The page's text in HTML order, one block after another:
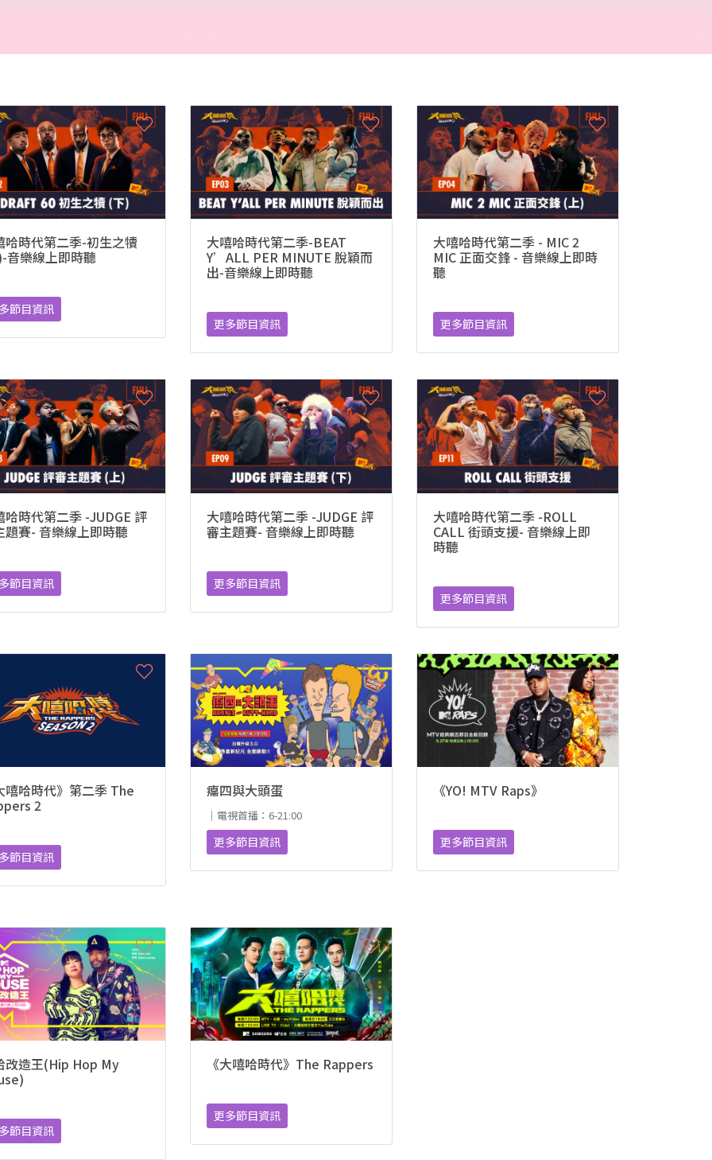
哈時代第二季-初生之犢
音樂線上即時聽
節目資訊
大嘻哈時代第二季-BEAT
Y’ALL PER MINUTE 脫穎而
出-音樂線上即時聽
更多節目資訊
大嘻哈時代第二季 - MIC 2
MIC 正面交鋒 - 音樂線上即時
聽
更多節目資訊
哈時代第二季 -JUDGE 評
題賽- 音樂線上即時聽
節目資訊
大嘻哈時代第二季 -JUDGE 評
審主題賽- 音樂線上即時聽
更多節目資訊
大嘻哈時代第二季 -ROLL
CALL 街頭支援- 音樂線上即
時聽
更多節目資訊
嘻哈時代》第二季 The
2
節目資訊
癟四與大頭蛋
｜電視首播：6-21:00
更多節目資訊
《YO! MTV Raps》
更多節目資訊
改造王(Hip Hop My
節目資訊
《大嘻哈時代》The Rappers
更多節目資訊